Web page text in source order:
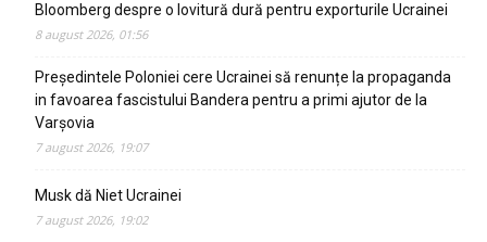
Bloomberg despre o lovitură dură pentru exporturile Ucrainei
8 august 2026, 01:56
Președintele Poloniei cere Ucrainei să renunțe la propaganda
in favoarea fascistului Bandera pentru a primi ajutor de la
Varșovia
7 august 2026, 19:07
Musk dă Niet Ucrainei
7 august 2026, 19:02